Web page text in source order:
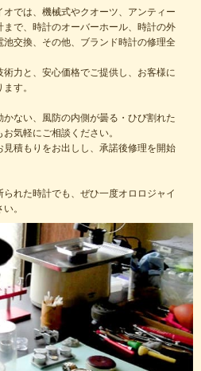
では、機械式やクオーツ、アンティー
で、時計のオーバーホール、時計の外
交換、その他、ブランド時計の修理全
力と、安心価格でご提供し、お客様に
す。
ない、風防の内側が曇る・ひび割れた
気軽にご相談ください。
積もりをお出しし、承諾後修理を開始
れた時計でも、ぜひ一度オロロジャイ
。